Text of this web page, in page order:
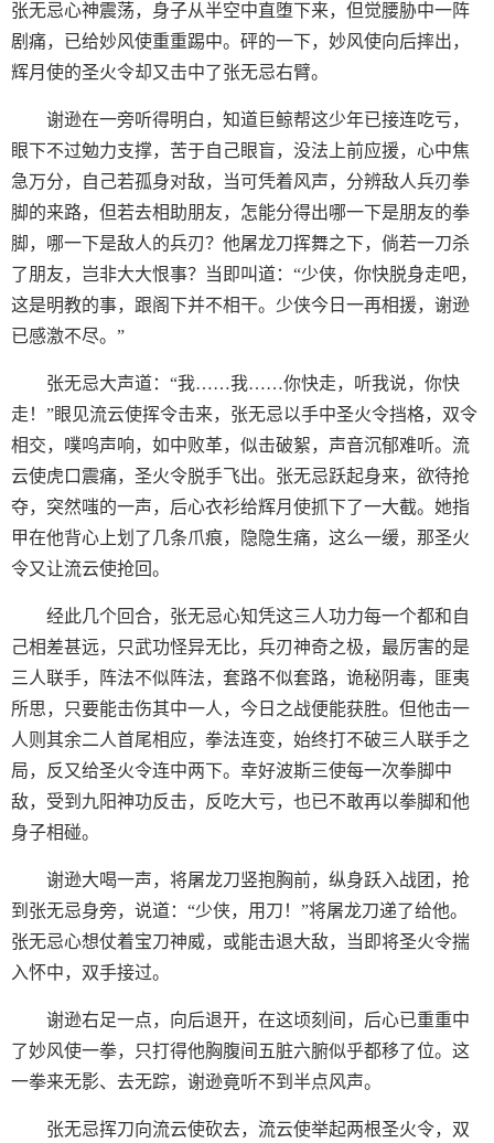
张无忌心神震荡，身子从半空中直堕下来，但觉腰胁中一阵
剧痛，已给妙风使重重踢中。砰的一下，妙风使向后摔出，
辉月使的圣火令却又击中了张无忌右臂。
谢逊在一旁听得明白，知道巨鲸帮这少年已接连吃亏，
眼下不过勉力支撑，苦于自己眼盲，没法上前应援，心中焦
急万分，自己若孤身对敌，当可凭着风声，分辨敌人兵刃拳
脚的来路，但若去相助朋友，怎能分得出哪一下是朋友的拳
脚，哪一下是敌人的兵刃？他屠龙刀挥舞之下，倘若一刀杀
了朋友，岂非大大恨事？当即叫道：“少侠，你快脱身走吧，
这是明教的事，跟阁下并不相干。少侠今日一再相援，谢逊
已感激不尽。”
张无忌大声道：“我……我……你快走，听我说，你快
走！”眼见流云使挥令击来，张无忌以手中圣火令挡格，双令
相交，噗呜声响，如中败革，似击破絮，声音沉郁难听。流
云使虎口震痛，圣火令脱手飞出。张无忌跃起身来，欲待抢
夺，突然嗤的一声，后心衣衫给辉月使抓下了一大截。她指
甲在他背心上划了几条爪痕，隐隐生痛，这么一缓，那圣火
令又让流云使抢回。
经此几个回合，张无忌心知凭这三人功力每一个都和自
己相差甚远，只武功怪异无比，兵刃神奇之极，最厉害的是
三人联手，阵法不似阵法，套路不似套路，诡秘阴毒，匪夷
所思，只要能击伤其中一人，今日之战便能获胜。但他击一
人则其余二人首尾相应，拳法连变，始终打不破三人联手之
局，反又给圣火令连中两下。幸好波斯三使每一次拳脚中
敌，受到九阳神功反击，反吃大亏，也已不敢再以拳脚和他
身子相碰。
谢逊大喝一声，将屠龙刀竖抱胸前，纵身跃入战团，抢
到张无忌身旁，说道：“少侠，用刀！”将屠龙刀递了给他。
张无忌心想仗着宝刀神威，或能击退大敌，当即将圣火令揣
入怀中，双手接过。
谢逊右足一点，向后退开，在这顷刻间，后心已重重中
了妙风使一拳，只打得他胸腹间五脏六腑似乎都移了位。这
一拳来无影、去无踪，谢逊竟听不到半点风声。
张无忌挥刀向流云使砍去，流云使举起两根圣火令，双